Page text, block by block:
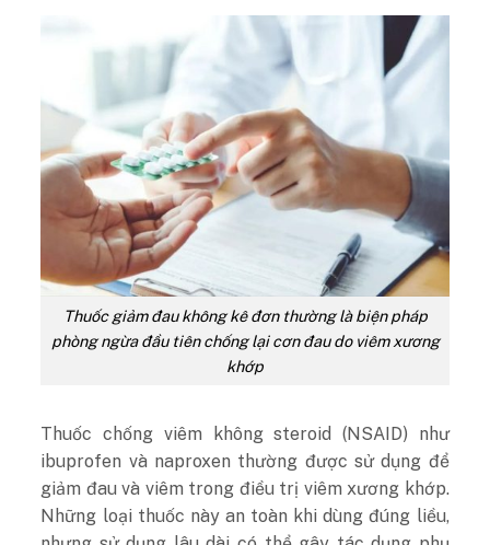
Thuốc giảm đau không kê đơn thường là biện pháp
phòng ngừa đầu tiên chống lại cơn đau do viêm xương
khớp
Thuốc chống viêm không steroid (NSAID) như
ibuprofen và naproxen thường được sử dụng để
giảm đau và viêm trong điều trị viêm xương khớp.
Những loại thuốc này an toàn khi dùng đúng liều,